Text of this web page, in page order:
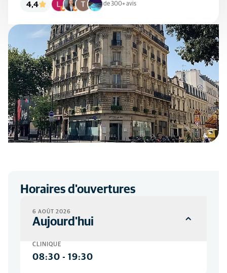
4,4 de 300+ avis
Horaires d'ouvertures
6 AOÛT 2026
Aujourd'hui
CLINIQUE
08:30 - 19:30